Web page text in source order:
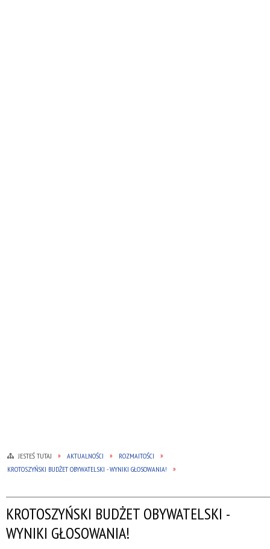
JESTEŚ TUTAJ AKTUALNOŚCI
ROZMAITOŚCI
KROTOSZYŃSKI BUDŻET OBYWATELSKI - WYNIKI GŁOSOWANIA!
KROTOSZYŃSKI BUDŻET OBYWATELSKI -
WYNIKI GŁOSOWANIA!